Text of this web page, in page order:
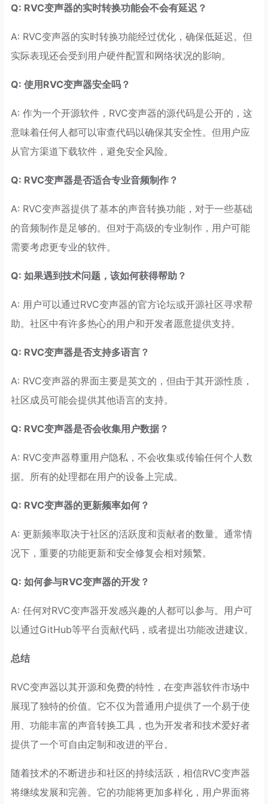
Q: RVC变声器的实时转换功能会不会有延迟？
A: RVC变声器的实时转换功能经过优化，确保低延迟。但
实际表现还会受到用户硬件配置和网络状况的影响。
Q: 使用RVC变声器安全吗？
A: 作为一个开源软件，RVC变声器的源代码是公开的，这
意味着任何人都可以审查代码以确保其安全性。但用户应
从官方渠道下载软件，避免安全风险。
Q: RVC变声器是否适合专业音频制作？
A: RVC变声器提供了基本的声音转换功能，对于一些基础
的音频制作是足够的。但对于高级的专业制作，用户可能
需要考虑更专业的软件。
Q: 如果遇到技术问题，该如何获得帮助？
A: 用户可以通过RVC变声器的官方论坛或开源社区寻求帮
助。社区中有许多热心的用户和开发者愿意提供支持。
Q: RVC变声器是否支持多语言？
A: RVC变声器的界面主要是英文的，但由于其开源性质，
社区成员可能会提供其他语言的支持。
Q: RVC变声器是否会收集用户数据？
A: RVC变声器尊重用户隐私，不会收集或传输任何个人数
据。所有的处理都在用户的设备上完成。
Q: RVC变声器的更新频率如何？
A: 更新频率取决于社区的活跃度和贡献者的数量。通常情
况下，重要的功能更新和安全修复会相对频繁。
Q: 如何参与RVC变声器的开发？
A: 任何对RVC变声器开发感兴趣的人都可以参与。用户可
以通过GitHub等平台贡献代码，或者提出功能改进建议。
总结
RVC变声器以其开源和免费的特性，在变声器软件市场中
展现了独特的价值。它不仅为普通用户提供了一个易于使
用、功能丰富的声音转换工具，也为开发者和技术爱好者
提供了一个可自由定制和改进的平台。
随着技术的不断进步和社区的持续活跃，相信RVC变声器
将继续发展和完善。它的功能将更加多样化，用户界面将